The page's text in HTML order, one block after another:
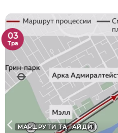
МАРШРУТИ ТА ГАЙДИ
03
Тра